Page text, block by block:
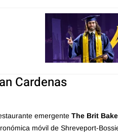
Cardenas
emergente The Brit
móvil de Shreveport-